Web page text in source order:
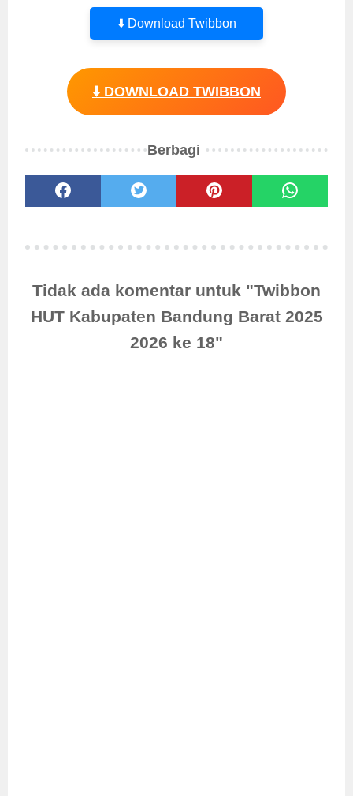
⬇️ Download Twibbon
⬇️ DOWNLOAD TWIBBON
Berbagi
Tidak ada komentar untuk "Twibbon
HUT Kabupaten Bandung Barat 2025
2026 ke 18"